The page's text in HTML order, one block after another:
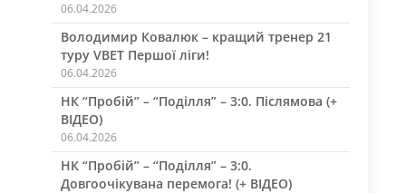
06.04.2026
Володимир Ковалюк – кращий тренер 21
туру VBET Першої ліги!
06.04.2026
НК “Пробій” – “Поділля” – 3:0. Післямова (+
ВІДЕО)
06.04.2026
НК “Пробій” – “Поділля” – 3:0.
Довгоочікувана перемога! (+ ВІДЕО)